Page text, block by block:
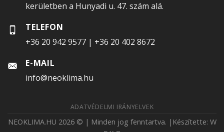
kerületben a Hunyadi u. 47. szám alá.
TELEFON
+36 20 942 9577 | +36 20 402 8672
E-MAIL
info@neoklima.hu
ADATVÉDELMI IRÁNYELVEK
NEOKLIMA.HU 2026 © | Minden jog fenntartva. |Készítette: W